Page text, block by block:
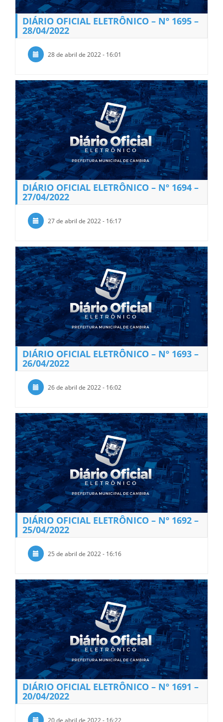
DIÁRIO OFICIAL ELETRÔNICO – Nº 1695 –
28/04/2022
28 de abril de 2022 - 16:01
DIÁRIO OFICIAL ELETRÔNICO – Nº 1694 –
27/04/2022
27 de abril de 2022 - 16:17
DIÁRIO OFICIAL ELETRÔNICO – Nº 1693 –
26/04/2022
26 de abril de 2022 - 16:02
DIÁRIO OFICIAL ELETRÔNICO – Nº 1692 –
25/04/2022
25 de abril de 2022 - 16:16
DIÁRIO OFICIAL ELETRÔNICO – Nº 1691 –
20/04/2022
20 de abril de 2022 - 16:22